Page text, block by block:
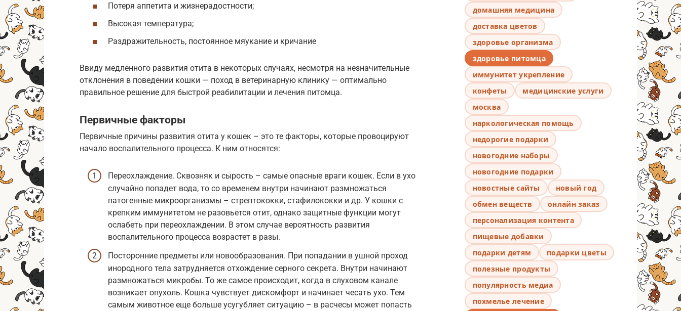
Потеря аппетита и жизнерадостности;
Высокая температура;
Раздражительность, постоянное мяукание и кричание
Ввиду медленного развития отита в некоторых случаях, несмотря на незначительные
отклонения в поведении кошки — поход в ветеринарную клинику — оптимально
правильное решение для быстрой реабилитации и лечения питомца.
Первичные факторы
Первичные причины развития отита у кошек – это те факторы, которые провоцируют
начало воспалительного процесса. К ним относятся:
Переохлаждение. Сквозняк и сырость – самые опасные враги кошек. Если в ухо
случайно попадет вода, то со временем внутри начинают размножаться
патогенные микроорганизмы – стрептококки, стафилококки и др. У кошки с
крепким иммунитетом не разовьется отит, однако защитные функции могут
ослабеть при переохлаждении. В этом случае вероятность развития
воспалительного процесса возрастет в разы.
Посторонние предметы или новообразования. При попадании в ушной проход
инородного тела затрудняется отхождение серного секрета. Внутри начинают
размножаться микробы. То же самое происходит, когда в слуховом канале
возникает опухоль. Кошка чувствует дискомфорт и начинает чесать ухо. Тем
самым животное еще больше усугубляет ситуацию – в расчесы может попасть
домашняя медицина
доставка цветов
здоровье организма
здоровье питомца
иммунитет укрепление
конфеты
медицинские услуги
москва
наркологическая помощь
недорогие подарки
новогодние наборы
новогодние подарки
новостные сайты
новый год
обмен веществ
онлайн заказ
персонализация контента
пищевые добавки
подарки детям
подарки цветы
полезные продукты
популярность медиа
похмелье лечение